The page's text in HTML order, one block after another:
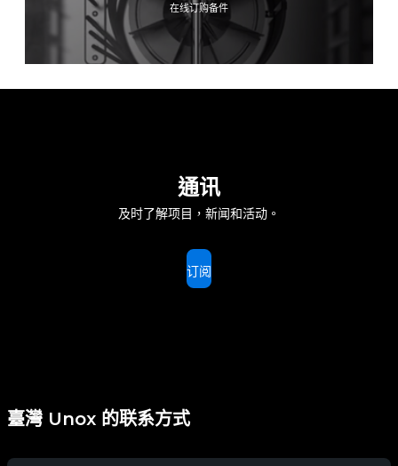
在线订购备件
通讯
及时了解项目，新闻和活动。
订阅
臺灣 Unox 的联系方式